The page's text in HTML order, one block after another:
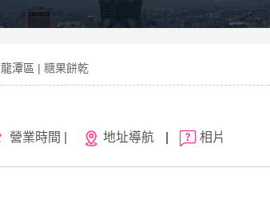
龍潭區 | 糖果餅乾
營業時間 | 地址導航 相片